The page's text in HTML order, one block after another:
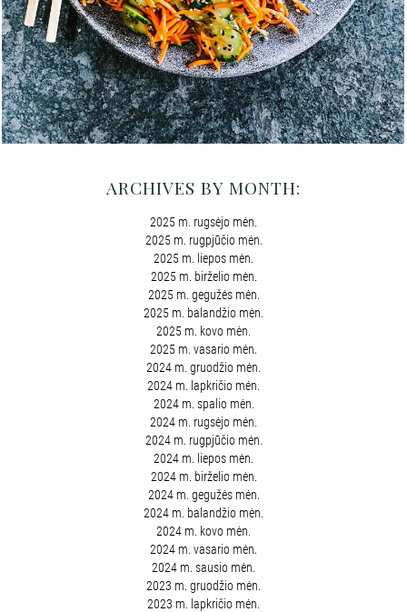
ARCHIVES BY MONTH:
2025 m. rugsėjo mėn.
2025 m. rugpjūčio mėn.
2025 m. liepos mėn.
2025 m. birželio mėn.
2025 m. gegužės mėn.
2025 m. balandžio mėn.
2025 m. kovo mėn.
2025 m. vasario mėn.
2024 m. gruodžio mėn.
2024 m. lapkričio mėn.
2024 m. spalio mėn.
2024 m. rugsėjo mėn.
2024 m. rugpjūčio mėn.
2024 m. liepos mėn.
2024 m. birželio mėn.
2024 m. gegužės mėn.
2024 m. balandžio mėn.
2024 m. kovo mėn.
2024 m. vasario mėn.
2024 m. sausio mėn.
2023 m. gruodžio mėn.
2023 m. lapkričio mėn.